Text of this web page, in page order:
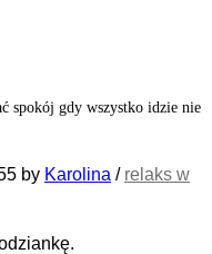
spokój gdy wszystko idzie nie
by Karolina / relaks w